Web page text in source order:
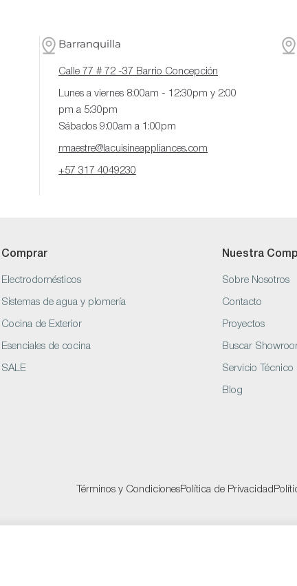
Barranquilla
Calle 77 # 72 -37 Barrio Concepción
Lunes a viernes 8:00am - 12:30pm y 2:00
pm a 5:30pm
Sábados 9:00am a 1:00pm
rmaestre@lacuisineappliances.com
+57 317 4049230
Comprar
Electrodomésticos
Sistemas de agua y plomería
Cocina de Exterior
Esenciales de cocina
SALE
Nuestra
Sobre Nosotros
Contacto
Proyectos
Buscar
Servicio Técnico
Blog
Términos y CondicionesPolítica de Privacidad